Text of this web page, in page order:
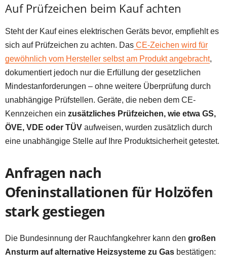
Auf Prüfzeichen beim Kauf achten
Steht der Kauf eines elektrischen Geräts bevor, empfiehlt es
sich auf Prüfzeichen zu achten. Das CE-Zeichen wird für
gewöhnlich vom Hersteller selbst am Produkt angebracht,
dokumentiert jedoch nur die Erfüllung der gesetzlichen
Mindestanforderungen – ohne weitere Überprüfung durch
unabhängige Prüfstellen. Geräte, die neben dem CE-
Kennzeichen ein zusätzliches Prüfzeichen, wie etwa GS,
ÖVE, VDE oder TÜV aufweisen, wurden zusätzlich durch
eine unabhängige Stelle auf Ihre Produktsicherheit getestet.
Anfragen nach
Ofeninstallationen für Holzöfen
stark gestiegen
Die Bundesinnung der Rauchfangkehrer kann den großen
Ansturm auf alternative Heizsysteme zu Gas bestätigen: